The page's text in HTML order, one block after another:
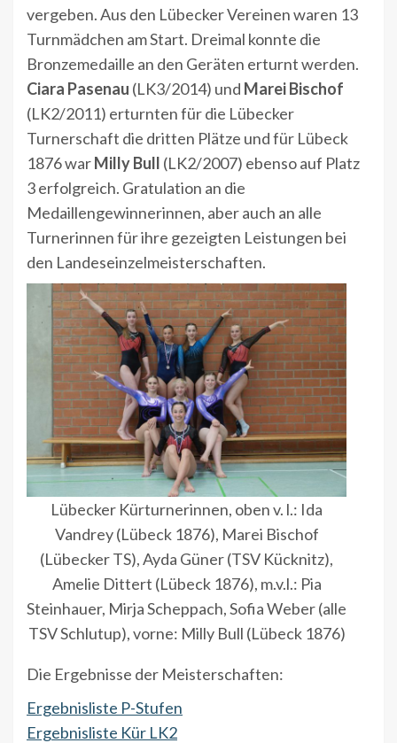
vergeben. Aus den Lübecker Vereinen waren 13
Turnmädchen am Start. Dreimal konnte die
Bronzemedaille an den Geräten erturnt werden.
Ciara Pasenau (LK3/2014) und Marei Bischof
(LK2/2011) erturnten für die Lübecker
Turnerschaft die dritten Plätze und für Lübeck
1876 warMilly Bull (LK2/2007) ebenso auf Platz
3 erfolgreich. Gratulation an die
Medaillengewinnerinnen, aber auch an alle
Turnerinnen für ihre gezeigten Leistungen bei
den Landeseinzelmeisterschaften.
Lübecker Kürturnerinnen, oben v. l.: Ida
Vandrey (Lübeck 1876), Marei Bischof
(Lübecker TS), Ayda Güner (TSV Kücknitz),
Amelie Dittert (Lübeck 1876), m.v.l.: Pia
Steinhauer, Mirja Scheppach, Sofia Weber (alle
TSV Schlutup), vorne: Milly Bull (Lübeck 1876)
Die Ergebnisse der Meisterschaften:
Ergebnisliste P-Stufen
Ergebnisliste Kür LK2